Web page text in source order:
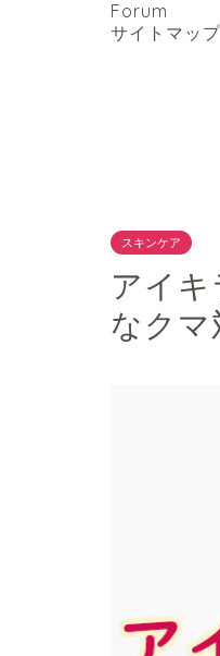
Forum
サイトマップ
スキンケア
アイ
なクマ